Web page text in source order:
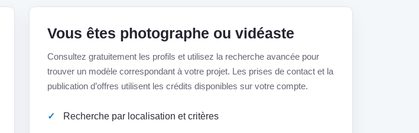
Vous êtes photographe ou vidéaste
Consultez gratuitement les profils et utilisez la recherche avancée pour
trouver un modèle correspondant à votre projet. Les prises de contact et la
publication d’offres utilisent les crédits disponibles sur votre compte.
Recherche par localisation et critères